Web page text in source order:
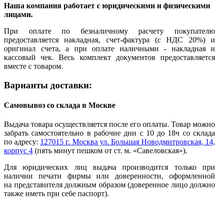
Наша компания работает с юридическими и физическими
лицами.
При оплате по безналичному расчету покупателю
предоставляется накладная, счет-фактура (с НДС 20%) и
оригинал счета, а при оплате наличными - накладная и
кассовый чек. Весь комплект документов предоставляется
вместе с товаром.
Варианты доставки:
Самовывоз со склада в Москве
Выдача товара осуществляется после его оплаты. Товар можно
забрать самостоятельно в рабочие дни с 10 до 18ч со склада
по адресу: 127015 г. Москва ул. Большая Новодмитровская, 14,
корпус 4 (пять минут пешком от ст. м. «Савеловская»).
Для юридических лиц выдача производится только при
наличии печати фирмы или доверенности, оформленной
на представителя должным образом (доверенное лицо должно
также иметь при себе паспорт).